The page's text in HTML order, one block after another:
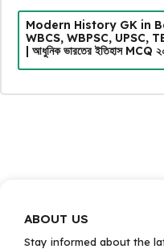
Modern History GK in
WBCS, WBPSC, UPSC,
| আধুনিক ভারতের ইতিহাস MCQ
ABOUT US
Stay informed about the